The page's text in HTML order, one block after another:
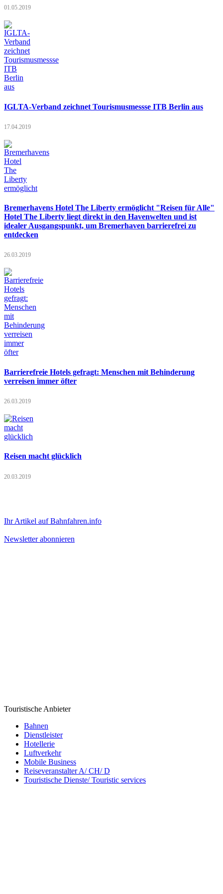
01.05.2019
IGLTA-Verband zeichnet Tourismusmessse ITB Berlin aus
17.04.2019
Bremerhavens Hotel The Liberty ermöglicht "Reisen für Alle"
Hotel The Liberty liegt direkt in den Havenwelten und ist
idealer Ausgangspunkt, um Bremerhaven barrierefrei zu
entdecken
26.03.2019
Barrierefreie Hotels gefragt: Menschen mit Behinderung
verreisen immer öfter
26.03.2019
Reisen macht glücklich
20.03.2019
Ihr Artikel auf Bahnfahren.info
Newsletter abonnieren
Touristische Anbieter
Bahnen
Dienstleister
Hotellerie
Luftverkehr
Mobile Business
Reiseveranstalter A/ CH/ D
Touristische Dienste/ Touristic services